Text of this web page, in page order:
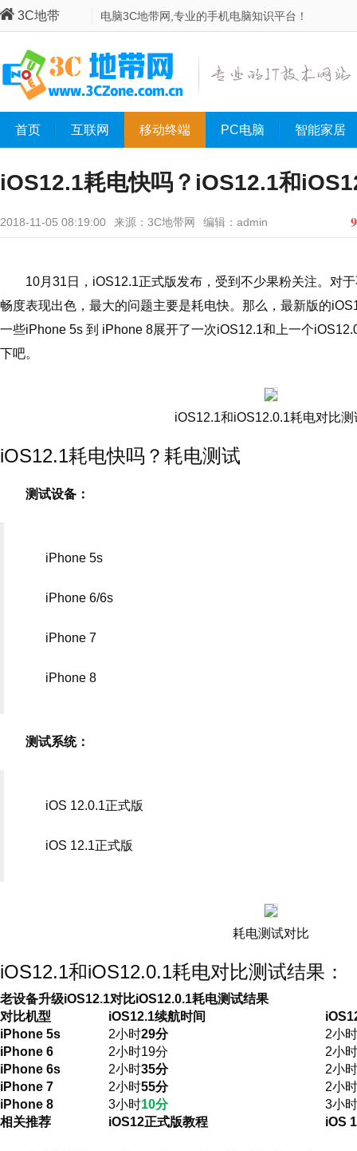
3C地带 电脑3C地带网,专业的手机电脑知识平台！
首页 互联网 移动终端 PC电脑 智能家居
iOS12.1耗电快吗？iOS12.1和
2018-11-05 08:19:00 来源：3C地带网 编辑：admin
10月31日，iOS12.1正式版发布，受到不少果粉关注。对
畅度表现出色，最大的问题主要是耗电快。那么，最新版的
一些iPhone 5s 到 iPhone 8展开了一次iOS12.1和上一个
下吧。
iOS12.1和iOS12.0.1耗电对比测
iOS12.1耗电快吗？耗电测试
测试设备：
iPhone 5s
iPhone 6/6s
iPhone 7
iPhone 8
测试系统：
iOS 12.0.1正式版
iOS 12.1正式版
耗电测试对比
iOS12.1和iOS12.0.1耗电对比测试结果：
老设备升级iOS12.1对比iOS12.0.1耗电测试结果
对比机型
iOS12.1续航时间
iPhone 5s
2小时29分
2小
iPhone 6
2小时19分
2小
iPhone 6s
2小时35分
2小
iPhone 7
2小时55分
2小
iPhone 8
3小时10分
3小
相关推荐
iOS12正式版教程 iOS